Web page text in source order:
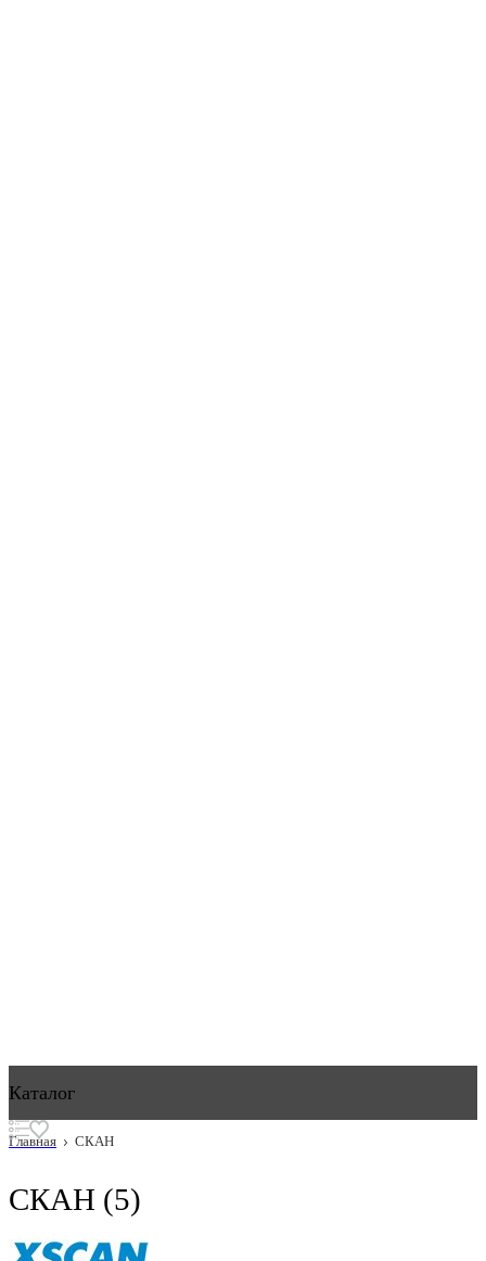
Каталог
Главная СКАН
СКАН (5)